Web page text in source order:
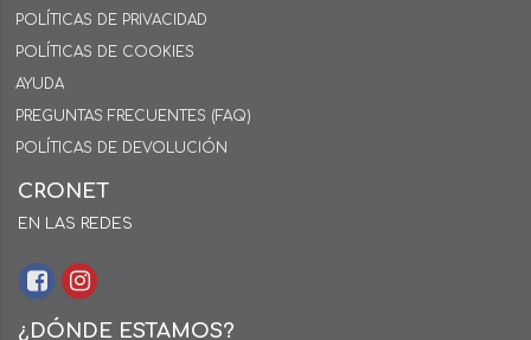
POLÍTICAS DE PRIVACIDAD
POLÍTICAS DE COOKIES
AYUDA
PREGUNTAS FRECUENTES (FAQ)
POLÍTICAS DE DEVOLUCIÓN
CRONET
EN LAS REDES
¿DÓNDE ESTAMOS?